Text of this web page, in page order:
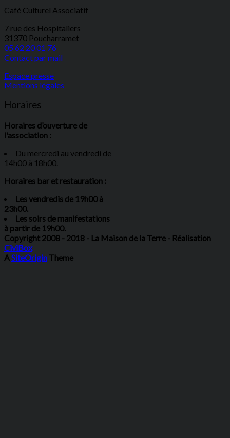
Café Culturel Associatif
7 rue des Hospitaliers
31370 Poucharramet
05 62 20 01 76
Contact par mail
Espace presse
Mentions légales
Horaires
Horaires d’ouverture de
l'association :
Du mercredi au vendredi de
14h00 à 18h00.
Horaires bar et restauration :
Les vendredis de 19h00 à
23h00.
Les soirs de manifestations
à partir de 19h00.
Copyright 2008 - 2018 - La Maison de la Terre - Réalisation
CiviBox
ASiteOrigin Theme